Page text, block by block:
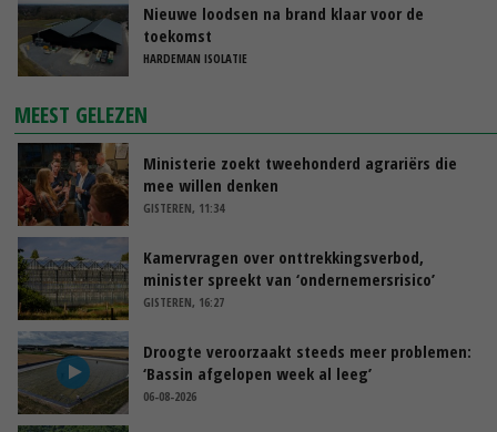
Nieuwe loodsen na brand klaar voor de
toekomst
HARDEMAN ISOLATIE
MEEST GELEZEN
Ministerie zoekt tweehonderd agrariërs die
mee willen denken
GISTEREN, 11:34
Kamervragen over onttrekkingsverbod,
minister spreekt van ‘ondernemersrisico’
GISTEREN, 16:27
Droogte veroorzaakt steeds meer problemen:
‘Bassin afgelopen week al leeg’
06-08-2026